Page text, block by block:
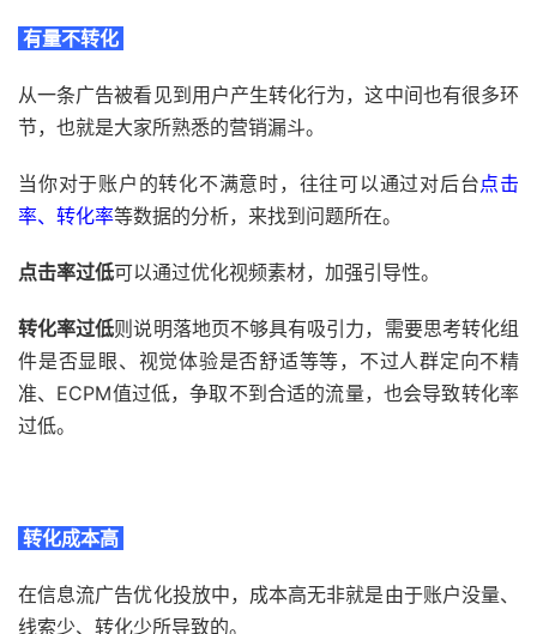
有量不转化
从一条广告被看见到用户产生转化行为，这中间也有很多环
节，也就是大家所熟悉的营销漏斗。
当你对于账户的转化不满意时，往往可以通过对后台点击
率、转化率等数据的分析，来找到问题所在。
点击率过低可以通过优化视频素材，加强引导性。
转化率过低则说明落地页不够具有吸引力，需要思考转化组
件是否显眼、视觉体验是否舒适等等，不过人群定向不精
准、ECPM值过低，争取不到合适的流量，也会导致转化率
过低。
转化成本高
在信息流广告优化投放中，成本高无非就是由于账户没量、
线索少、转化少所导致的。